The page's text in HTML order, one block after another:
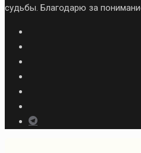
судьбы. Благодарю за